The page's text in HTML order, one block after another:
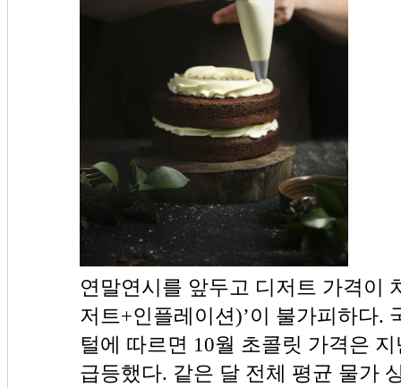
연말연시를 앞두고 디저트 가격이
저트+인플레이션)’이 불가피하다.
털에 따르면 10월 초콜릿 가격은
급등했다. 같은 달 전체 평균 물가